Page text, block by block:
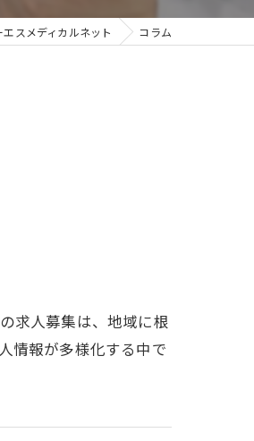
スメディカルネット コラム
求人募集は、地域に根
情報が多様化する中で